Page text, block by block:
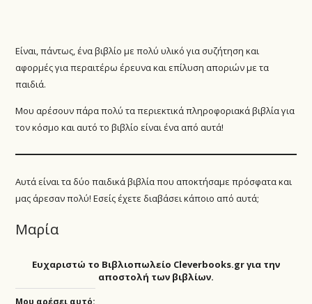
Είναι, πάντως, ένα βιβλίο με πολύ υλικό για συζήτηση και
αφορμές για περαιτέρω έρευνα και επίλυση αποριών με τα
παιδιά.
Μου αρέσουν πάρα πολύ τα περιεκτικά πληροφοριακά βιβλία για
τον κόσμο και αυτό το βιβλίο είναι ένα από αυτά!
Αυτά είναι τα δύο παιδικά βιβλία που αποκτήσαμε πρόσφατα και
μας άρεσαν πολύ! Εσείς έχετε διαβάσει κάποιο από αυτά;
Μαρία
Ευχαριστώ το Βιβλιοπωλείο Cleverbooks.gr για την
αποστολή των βιβλίων.
Μου αρέσει αυτό: